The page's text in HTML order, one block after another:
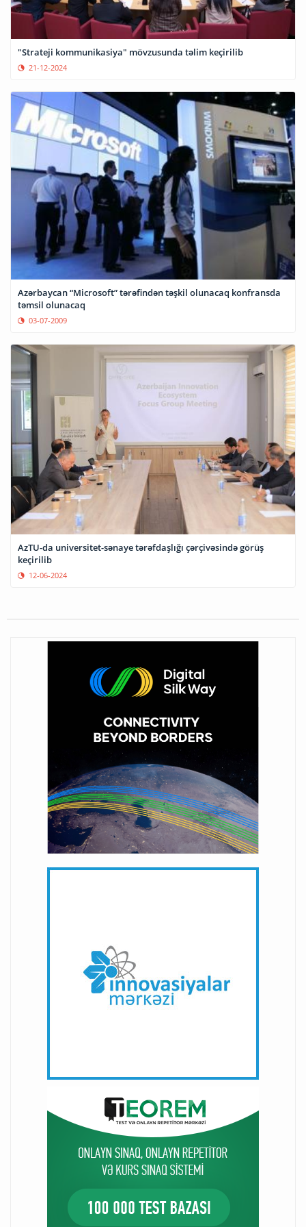
"Strateji kommunikasiya" mövzusunda təlim keçirilib
21-12-2024
Azərbaycan “Microsoft” tərəfindən təşkil olunacaq konfransda
təmsil olunacaq
03-07-2009
AzTU-da universitet-sənaye tərəfdaşlığı çərçivəsində görüş
keçirilib
12-06-2024